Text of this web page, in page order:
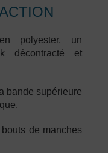
polyester, un
décontracté et
bande supérieure
de manches